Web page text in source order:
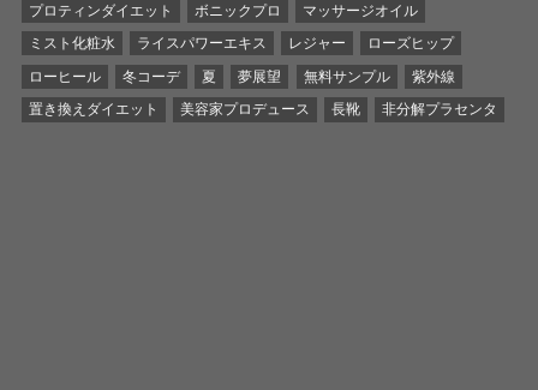
プロティンダイエット
ボニックプロ
マッサージオイル
ミスト化粧水
ライスパワーエキス レジャー
ローズヒップ
ローヒール
冬コーデ 夏 夢展望 無料サンプル
紫外線
置き換えダイエット
美容家プロデュース 長靴 非分解プラセンタ